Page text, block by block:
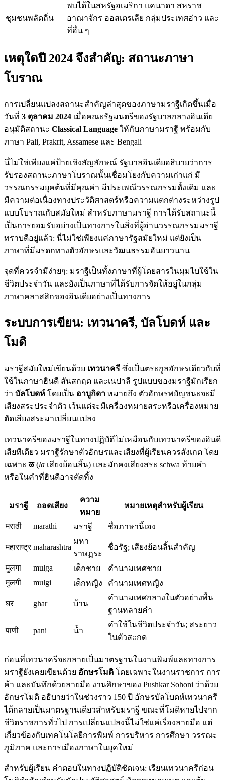
ชุมชนพลัดถิ่น
พบได้ในสหรัฐอเมริกา แคนาดา สหราช
อาณาจักร ออสเตรเลีย กลุ่มประเทศอ่าว และ
ที่อื่น ๆ
เหตุใดปี 2024 จึงสำคัญ: สถานะภาษา
โบราณ
การเปลี่ยนแปลงสถานะสำคัญล่าสุดของภาษามราฐีเกิดขึ้นเมื่อ
วันที่ 3 ตุลาคม 2024 เมื่อคณะรัฐมนตรีของรัฐบาลกลางอินเดีย
อนุมัติสถานะ Classical Language ให้กับภาษามราฐี พร้อมกับ
ภาษา Pali, Prakrit, Assamese และ Bengali
นี่ไม่ใช่เพียงแค่ป้ายเชิงสัญลักษณ์ รัฐบาลอินเดียอธิบายว่าการ
รับรองสถานะภาษาโบราณนั้นเชื่อมโยงกับความเก่าแก่ มี
วรรณกรรมยุคต้นที่มีคุณค่า มีประเพณีวรรณกรรมดั้งเดิม และ
มีความต่อเนื่องทางประวัติศาสตร์หรือความแตกต่างระหว่างรูป
แบบโบราณกับสมัยใหม่ สำหรับภาษามราฐี การได้รับสถานะนี้
เป็นการยอมรับอย่างเป็นทางการในสิ่งที่ผู้อ่านวรรณกรรมมราฐี
ทราบดีอยู่แล้ว: นี่ไม่ใช่เพียงแค่ภาษารัฐสมัยใหม่ แต่ยังเป็น
ภาษาที่มีมรดกทางตัวอักษรและวัฒนธรรมอันยาวนาน
จุดที่ควรจำมีง่ายๆ: มราฐีเป็นทั้งภาษาที่ผู้โดยสารในมุมไบใช้ใน
ชีวิตประจำวัน และยังเป็นภาษาที่ได้รับการจัดให้อยู่ในกลุ่ม
ภาษาคลาสสิกของอินเดียอย่างเป็นทางการ
ระบบการเขียน: เทวนาครี, บัลโบดห์ และ
โมดิ
มราฐีสมัยใหม่เขียนด้วย เทวนาครี ซึ่งเป็นตระกูลอักษรเดียวกับที่
ใช้ในภาษาฮินดี สันสกฤต และเนปาลี รูปแบบของมราฐีมักเรียก
ว่า บัลโบดห์ โดยเป็น อาบูกิดา หมายถึง ตัวอักษรพยัญชนะจะมี
เสียงสระประจำตัว เว้นแต่จะมีเครื่องหมายสระหรือเครื่องหมาย
ตัดเสียงสระมาเปลี่ยนแปลง
เทวนาครีของมราฐีในทางปฏิบัติไม่เหมือนกับเทวนาครีของฮินดี
เสียทีเดียว มราฐีรักษาตัวอักษรและเสียงที่ผู้เรียนควรสังเกต โดย
เฉพาะळ(la เสียงย้อนลิ้น) และมักคงเสียงสระ schwa ท้ายคำ
หรือในคำที่ฮินดีอาจตัดทิ้ง
มราฐี ถอดเสียง
ความ
หมาย
หมายเหตุสำหรับผู้เรียน
मराठी marathi มราฐี ชื่อภาษานี้เอง
महाराष्ट्र maharashtra
มหา
ราษฏระ
ชื่อรัฐ; เสียงย้อนลิ้นสำคัญ
मुलगा mulga เด็กชาย
คำนามเพศชาย
मुलगी
mulgi เด็กหญิง คำนามเพศหญิง
घर ghar บ้าน
คำนามเพศกลางในตัวอย่างพื้น
ฐานหลายคำ
पाणी pani น้ำ
คำใช้ในชีวิตประจำวัน; สระยาว
ในตัวสะกด
ก่อนที่เทวนาครีจะกลายเป็นมาตรฐานในงานพิมพ์และทางการ
มราฐียังเคยเขียนด้วย อักษรโมดิ โดยเฉพาะในงานราชการ การ
ค้า และบันทึกด้วยลายมือ งานศึกษาของ Pushkar Sohoni ว่าด้วย
อักษรโมดิ อธิบายว่าในช่วงราว 150 ปี อักษรบัลโบดห์เทวนาครี
ได้กลายเป็นมาตรฐานเดียวสำหรับมราฐี ขณะที่โมดิหายไปจาก
ชีวิตราชการทั่วไป การเปลี่ยนแปลงนี้ไม่ใช่แค่เรื่องลายมือ แต่
เกี่ยวข้องกับเทคโนโลยีการพิมพ์ การบริหาร การศึกษา วรรณะ
ภูมิภาค และการเมืองภาษาในยุคใหม่
สำหรับผู้เรียน คำตอบในทางปฏิบัติชัดเจน: เรียนเทวนาครีก่อน